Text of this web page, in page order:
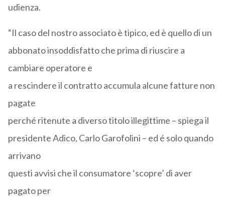
udienza.
“Il caso del nostro associato è tipico, ed è quello di un
abbonato insoddisfatto che prima di riuscire a
cambiare operatore e
a rescindere il contratto accumula alcune fatture non
pagate
perché ritenute a diverso titolo illegittime – spiega il
presidente Adico, Carlo Garofolini – ed é solo quando
arrivano
questi avvisi che il consumatore ‘scopre’ di aver
pagato per